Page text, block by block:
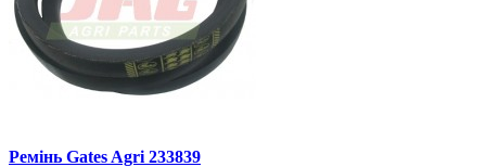
Ремінь Gates Agri 233839